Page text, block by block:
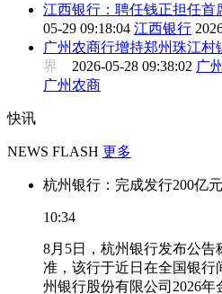
江西银行：聘任钱正担任首
05-29 09:18:04 江西银行
广州农商行增持郑州珠江村
界 2026-05-28 09:38:02 广
广州农商
快讯
NEWS FLASH 更多
杭州银行：完成发行200亿
10:34
8月5日，杭州银行发布公
准，该行于近日在全国银行
州银行股份有限公司2026年